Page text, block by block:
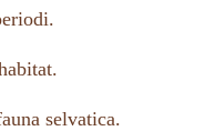
selvatica.